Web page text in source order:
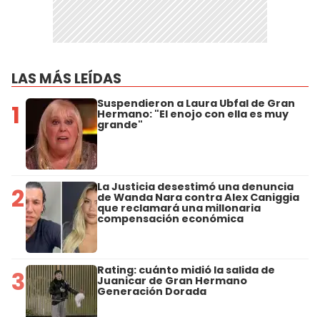
LAS MÁS LEÍDAS
1 Suspendieron a Laura Ubfal de Gran
Hermano: "El enojo con ella es muy
grande"
2 La Justicia desestimó una denuncia
de Wanda Nara contra Alex Caniggia
que reclamará una millonaria
compensación económica
3 Rating: cuánto midió la salida de
Juanicar de Gran Hermano
Generación Dorada